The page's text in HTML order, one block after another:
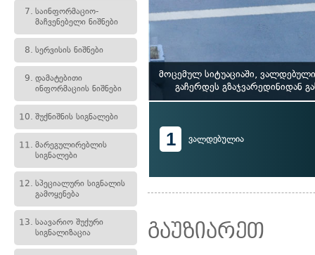
7. საინფორმაციო-
მაჩვენებელი ნიშნები
8. სერვისის ნიშნები
9. დამატებითი
ინფორმაციის ნიშნები
10. შუქნიშნის სიგნალები
11. მარეგულირებლის
სიგნალები
12. სპეციალური სიგნალის
გამოყენება
13. საავარიო შუქური
სიგნალიზაცია
მოცემულ სიტუაციაში,
გაჩერდეს გზაჯვარედინიდან
1 ვალდებულია
გაუზიარეთ